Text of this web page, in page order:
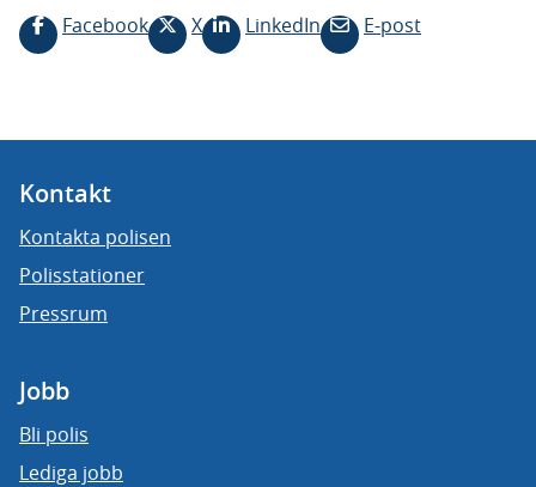
Facebook
X LinkedIn E-post
Kontakt
Kontakta polisen
Polisstationer
Pressrum
Jobb
Bli polis
Lediga jobb